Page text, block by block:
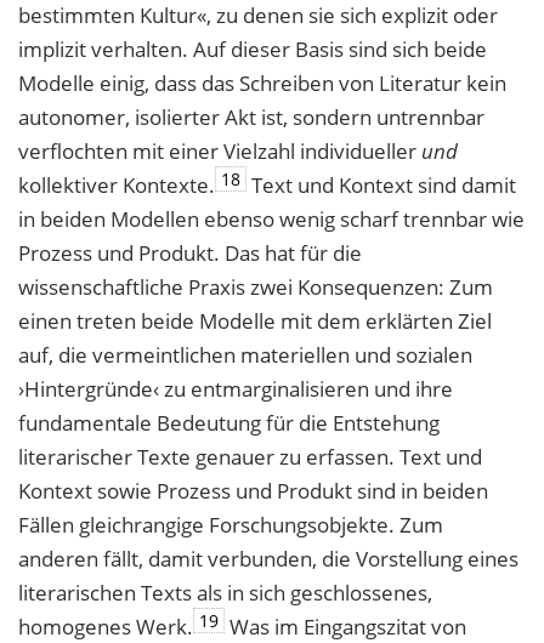
bestimmten Kultur«, zu denen sie sich explizit oder
implizit verhalten. Auf dieser Basis sind sich beide
Modelle einig, dass das Schreiben von Literatur kein
autonomer, isolierter Akt ist, sondern untrennbar
verflochten mit einer Vielzahl individueller und
kollektiver Kontexte. 18 Text und Kontext sind damit
in beiden Modellen ebenso wenig scharf trennbar wie
Prozess und Produkt. Das hat für die
wissenschaftliche Praxis zwei Konsequenzen: Zum
einen treten beide Modelle mit dem erklärten Ziel
auf, die vermeintlichen materiellen und sozialen
›Hintergründe‹ zu entmarginalisieren und ihre
fundamentale Bedeutung für die Entstehung
literarischer Texte genauer zu erfassen. Text und
Kontext sowie Prozess und Produkt sind in beiden
Fällen gleichrangige Forschungsobjekte. Zum
anderen fällt, damit verbunden, die Vorstellung eines
literarischen Texts als in sich geschlossenes,
homogenes Werk. 19 Was im Eingangszitat von